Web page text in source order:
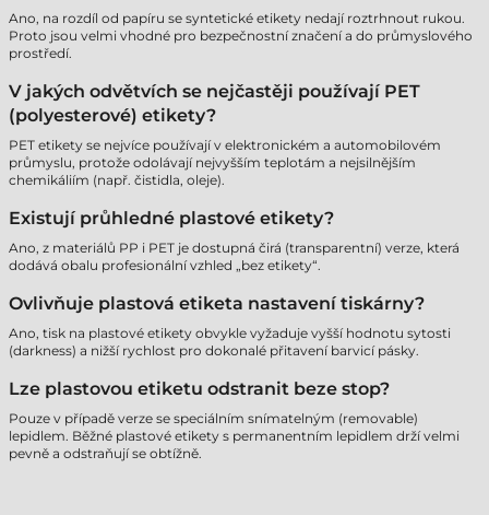
Ano, na rozdíl od papíru se syntetické etikety nedají roztrhnout rukou.
Proto jsou velmi vhodné pro bezpečnostní značení a do průmyslového
prostředí.
V jakých odvětvích se nejčastěji používají PET
(polyesterové) etikety?
PET etikety se nejvíce používají v elektronickém a automobilovém
průmyslu, protože odolávají nejvyšším teplotám a nejsilnějším
chemikáliím (např. čistidla, oleje).
Existují průhledné plastové etikety?
Ano, z materiálů PP i PET je dostupná čirá (transparentní) verze, která
dodává obalu profesionální vzhled „bez etikety“.
Ovlivňuje plastová etiketa nastavení tiskárny?
Ano, tisk na plastové etikety obvykle vyžaduje vyšší hodnotu sytosti
(darkness) a nižší rychlost pro dokonalé přitavení barvicí pásky.
Lze plastovou etiketu odstranit beze stop?
Pouze v případě verze se speciálním snímatelným (removable)
lepidlem. Běžné plastové etikety s permanentním lepidlem drží velmi
pevně a odstraňují se obtížně.